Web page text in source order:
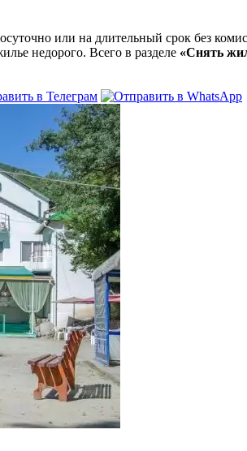
или на длительный срок без
недорого. Всего в разделе «Снять